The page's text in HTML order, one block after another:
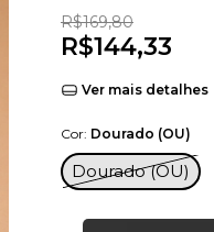
R$169,80
R$144,33
Ver mais detalhes
Cor: Dourado (OU)
Dourado (OU)